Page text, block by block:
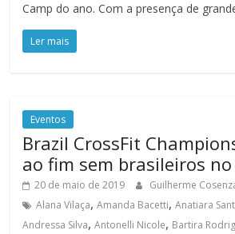
Camp do ano. Com a presença de
Ler mais
Eventos
Brazil CrossFit
ao fim sem brasileiros
20 de maio de 2019 Guilherme
Alana Vilaça,Amanda Bacetti,Anatiara
Andressa Silva,Antonelli Nicole, Bartira